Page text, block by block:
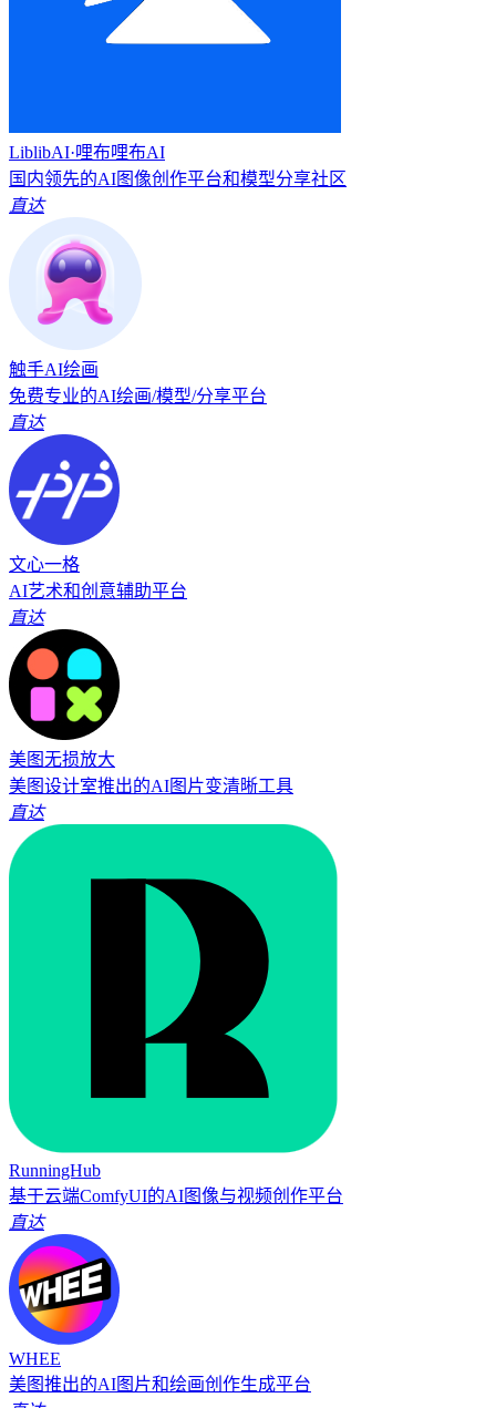
LiblibAI·哩布哩布AI
国内领先的AI图像创作平台和模型分享社区
直达
触手AI绘画
免费专业的AI绘画/模型/分享平台
直达
文心一格
AI艺术和创意辅助平台
直达
美图无损放大
美图设计室推出的AI图片变清晰工具
直达
RunningHub
基于云端ComfyUI的AI图像与视频创作平台
直达
WHEE
美图推出的AI图片和绘画创作生成平台